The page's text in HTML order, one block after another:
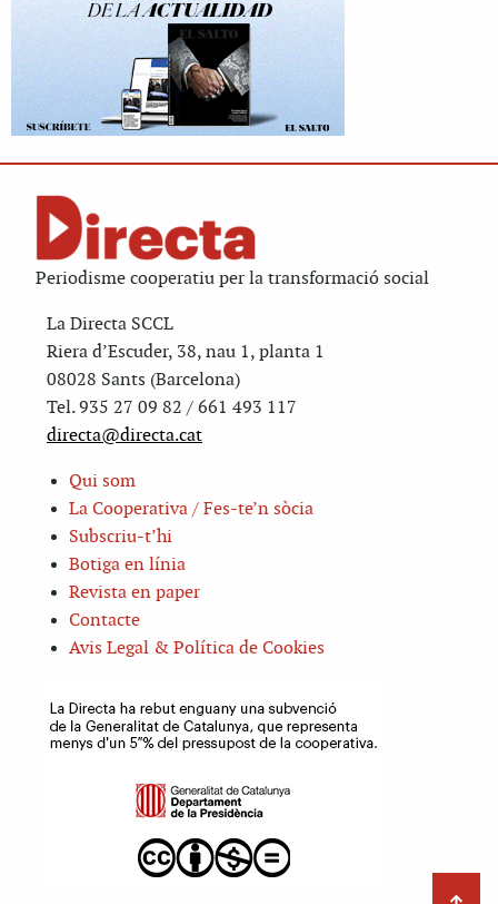
Periodisme cooperatiu per la transformació social
La Directa SCCL
Riera d’Escuder, 38, nau 1, planta 1
08028 Sants (Barcelona)
Tel. 935 27 09 82 / 661 493 117
directa@directa.cat
Qui som
La Cooperativa / Fes-te’n sòcia
Subscriu-t’hi
Botiga en línia
Revista en paper
Contacte
Avis Legal & Política de Cookies